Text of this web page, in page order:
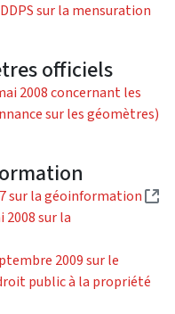
sur la mensuration
externe)
officiels
2008 concernant les
sur les géomètres)
sur la géoinformation
2008 sur la
2009 sur le
public à la propriété